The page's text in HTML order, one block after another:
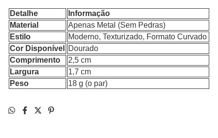
Detalhe
Informação
Material
Apenas Metal (Sem Pedras)
Estilo
Moderno, Texturizado, Formato Curvado
Cor Disponível
Dourado
Comprimento
2,5 cm
Largura
1,7 cm
Peso
18 g (o par)